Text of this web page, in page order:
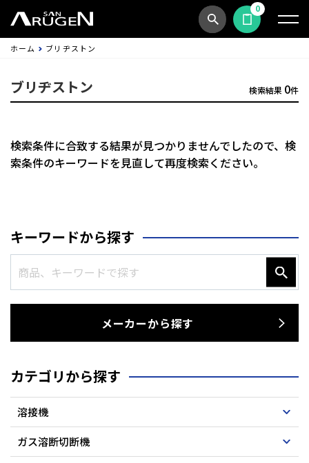
商品検索見積依頼する
0
ホーム ブリヂストン
ブリヂストン 検索結果 0件
キーワードから探す
メーカーから探す
カテゴリから探す
溶接機
ガス溶断切断機
検索条件に合致する結果が見つかりませんでしたので、 検
索条件のキーワードを見直して再度検索ください。